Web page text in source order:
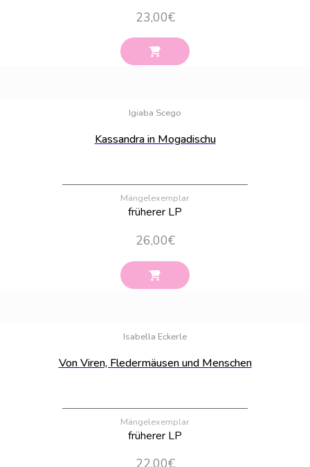
23,00€
Igiaba Scego
Kassandra in Mogadischu
Mängelexemplar
früherer LP
26,00€
Isabella Eckerle
Von Viren, Fledermäusen und Menschen
Mängelexemplar
früherer LP